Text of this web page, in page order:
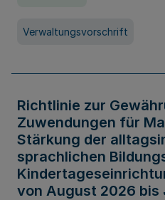
Verwaltungsvorschrift
Richtlinie zur
Zuwendungen für
Stärkung der
sprachlichen
von August 2026 bis